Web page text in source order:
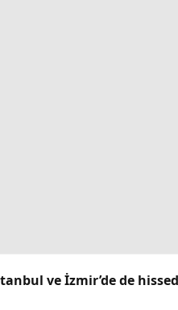
ve İzmir’de de